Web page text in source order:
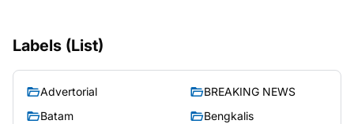
Labels (List)
Advertorial
BREAKING NEWS
Batam
Bengkalis